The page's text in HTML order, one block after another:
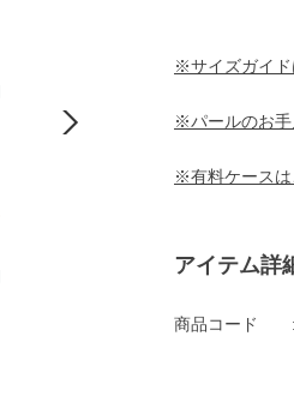
95,000円
※サイズガイド
※パールのお手
※有料ケースは
アイテム詳
商品コード